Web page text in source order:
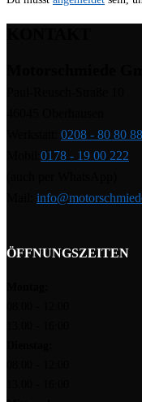
0208 - 80 80 88
0178 - 19 00 222
ÖFFNUNGSZEITEN